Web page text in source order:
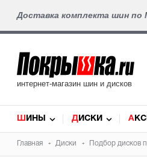
Доставка комплекта шин по
интернет-магазин шин и дисков
ШИНЫ ДИСКИ
Главная Диски Подбор дисков